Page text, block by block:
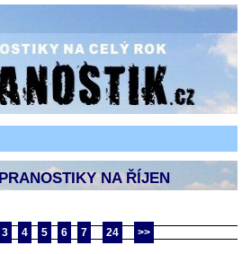
PRANOSTIKY NA ŘÍJEN
3 4 5 6 7 24 >>